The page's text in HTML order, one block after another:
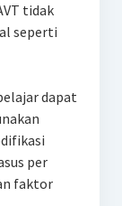
tidak
seperti
dapat
per
faktor